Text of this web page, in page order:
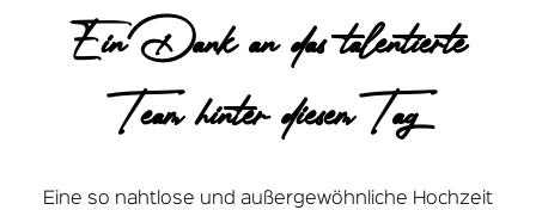
Ein Dank an das talentierte
Team hinter diesem Tag
Eine so nahtlose und außergewöhnliche Hochzeit